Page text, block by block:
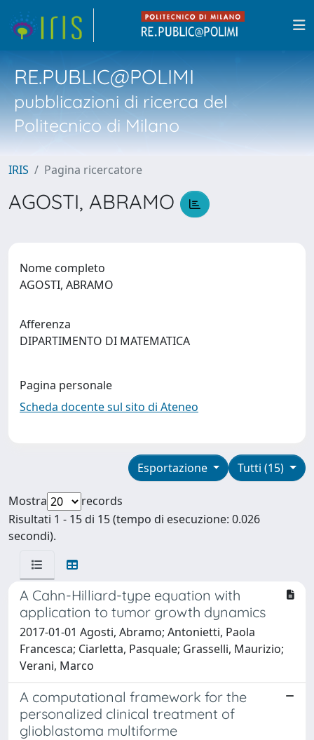
RE.PUBLIC@POLIMI
pubblicazioni di ricerca del
Politecnico di Milano
IRIS Pagina ricercatore
AGOSTI, ABRAMO
Nome completo
AGOSTI, ABRAMO
Afferenza
DIPARTIMENTO DI MATEMATICA
Pagina personale
Scheda docente sul sito di Ateneo
Tutti (15)
Esportazione
Mostra
records
Risultati 1 - 15 di 15 (tempo di esecuzione: 0.026
secondi).
A Cahn-Hilliard-type equation with
application to tumor growth dynamics
2017-01-01 Agosti, Abramo; Antonietti, Paola
Francesca; Ciarletta, Pasquale; Grasselli, Maurizio;
Verani, Marco
A computational framework for the
personalized clinical treatment of
glioblastoma multiforme